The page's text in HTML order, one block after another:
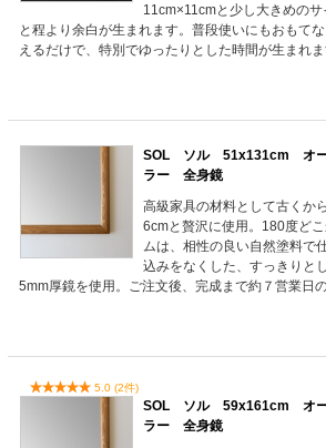
11cm×11cmと少し大きめの
と程より余白が生まれます。普段使いにもおもて
えるだけで、特別でゆったりとした時間が生まれま
SOL ソル 51x131cm オ
ラー 全身鏡
高級家具の材料として古くか
6cmと贅沢に使用。180度ど
ムは、相性の良い自然塗料で
込みをなくした、すっきりと
5mm厚鏡を使用。ご注文後、完成まで約７営業日の
5.0 (2件)
SOL ソル 59x161cm オ
ラー 全身鏡